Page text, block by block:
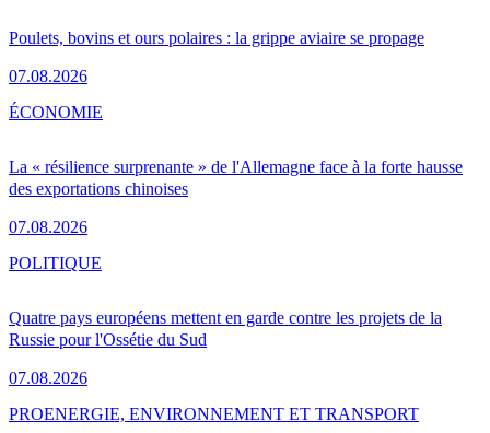
Poulets, bovins et ours polaires : la grippe aviaire se propage
07.08.2026
La « résilience surprenante » de l'Allemagne face à la forte hausse
des exportations chinoises
07.08.2026
ÉCONOMIE
Quatre pays européens mettent en garde contre les projets de la
Russie pour l'Ossétie du Sud
07.08.2026
POLITIQUE
PROENERGIE, ENVIRONNEMENT ET TRANSPORT